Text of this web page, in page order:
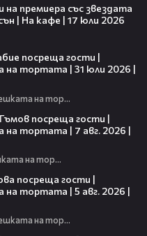
на премиера със звездата
| На кафе | 17 юли 2026
посреща гости |
на тортата | 31 юли 2026 |
Черешката на тортата
посреща гости |
на тортата | 7 авг. 2026 |
Черешката на тортата
посреща гости |
на тортата | 5 авг. 2026 |
Черешката на тортата